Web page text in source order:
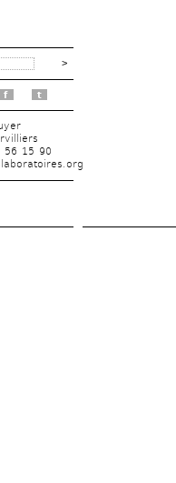
f t
56 15 90